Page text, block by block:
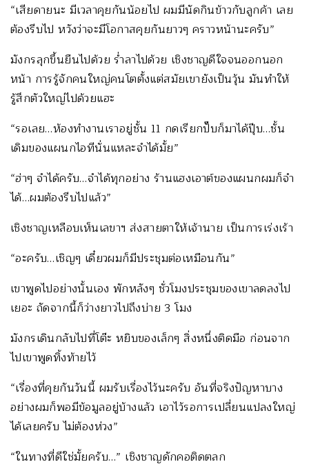
“เสียดายนะ มีเวลาคุยกันน้อยไป ผมมีนัดกินข้าวกับลูกค้า เลย
ต้องรีบไป หวังว่าจะมีโอกาสคุยกันยาวๆ คราวหน้านะครับ”
มังกรลุกขึ้นยืนไปด้วย ร่ำลาไปด้วย เชิงชาญดีใจจนออกนอก
หน้า การรู้จักคนใหญ่คนโตตั้งแต่สมัยเขายังเป็นวุ้น มันทำให้
รู้สึกตัวใหญ่ไปด้วยแฮะ
“รอเลย…ห้องทำงานเราอยู่ชั้น 11 กดเรียกปั๊บก็มาได้ปุ๊บ…ชั้น
เดิมของแผนกไอทีนั่นแหละจำได้มั้ย”
“ฮ่าๆ จำได้ครับ…จำได้ทุกอย่าง ร้านแฮงเอาต์ของแผนกผมก็จำ
ได้…ผมต้องรีบไปแล้ว”
เชิงชาญเหลือบเห็นเลขาฯ ส่งสายตาให้เจ้านาย เป็นการเร่งเร้า
“อะครับ…เชิญๆ เดี๋ยวผมก็มีประชุมต่อเหมือนกัน”
เขาพูดไปอย่างนั้นเอง พักหลังๆ ชั่วโมงประชุมของเขาลดลงไป
เยอะ ถัดจากนี้ก็ว่างยาวไปถึงบ่าย 3 โมง
มังกรเดินกลับไปที่โต๊ะ หยิบของเล็กๆ สิ่งหนึ่งติดมือ ก่อนจาก
ไปเขาพูดทิ้งท้ายไว้
“เรื่องที่คุยกันวันนี้ ผมรับเรื่องไว้นะครับ อันที่จริงปัญหาบาง
อย่างผมก็พอมีข้อมูลอยู่บ้างแล้ว เอาไว้รอการเปลี่ยนแปลงใหญ่
ได้เลยครับ ไม่ต้องห่วง”
“ในทางที่ดีใช่มั้ยครับ…” เชิงชาญดักคอติดตลก